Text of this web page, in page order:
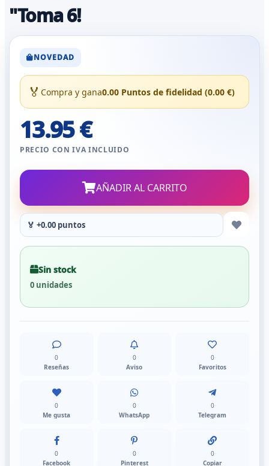
"Toma 6!
NOVEDAD
🏅 Compra y gana0.00 Puntos de fidelidad (0.00 €)
13.95 €
PRECIO CON IVA INCLUIDO
AÑADIR AL CARRITO
🏅 +0.00 puntos
Sin stock
0 unidades
0
Reseñas
0
Aviso
0
Favoritos
0
Me gusta
0
WhatsApp
0
Telegram
0
Facebook
0
Pinterest
0
Copiar